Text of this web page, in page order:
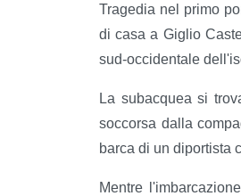
Tragedia nel primo
di casa a Giglio
sud-occidentale
La subacquea si
soccorsa dalla
barca di un diportista
Mentre